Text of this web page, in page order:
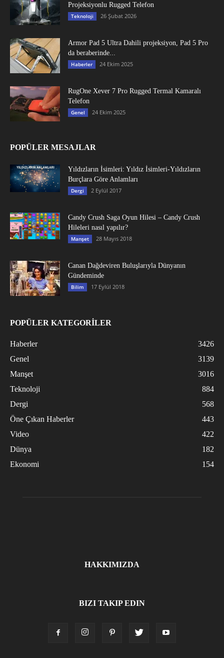
Projeksiyonlu Rugged Telefon
Teknoloji 26 Şubat 2026
Armor Pad 5 Ultra Dahili projeksiyon, Pad 5 Pro
da beraberinde...
Haberler 24 Ekim 2025
RugOne Xever 7 Pro Rugged Termal Kamaralı
Telefon
Genel 24 Ekim 2025
POPÜLER MESAJLAR
Yıldızların İsimleri: Yıldız İsimleri-Yıldızların
Burçlara Göre Anlamları
Dergi 2 Eylül 2017
Candy Crush Saga Oyun Hilesi – Candy Crush
Hileleri nasıl yapılır?
Manşet 28 Mayıs 2018
Canan Dağdeviren Buluşlarıyla Dünyanın
Gündeminde
Bilim 17 Eylül 2018
POPÜLER KATEGORİLER
Haberler
3426
Genel
3139
Manşet
3016
Teknoloji
884
Dergi
568
Öne Çıkan Haberler
443
Video
422
Dünya
182
Ekonomi
154
HAKKIMIZDA
BIZI TAKIP EDIN